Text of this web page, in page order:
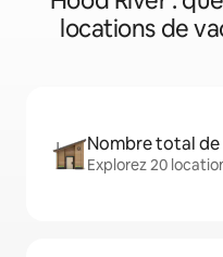
locations de
Nombre total
Explorez 20